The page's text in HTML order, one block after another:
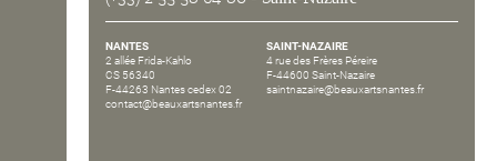
NANTES
2 allée Frida-Kahlo
CS 56340
F-44263 Nantes cedex 02
contact@beauxartsnantes.fr
SAINT-NAZAIRE
4 rue des Frères Péreire
F-44600 Saint-Nazaire
saintnazaire@beauxartsnantes.fr